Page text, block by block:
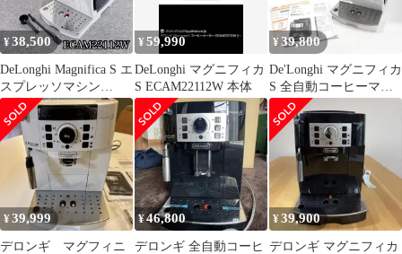
¥38,500
DeLonghi Magnifica S エ
スプレッソマシン
ECAM22112W
¥59,990
DeLonghi マグニフィカ
S ECAM22112W 本体
¥39,800
De'Longhi マグニフィカ
S 全自動コーヒーマシ
ン ECAM22112W ホワ
イト 動作確認済み
¥39,999
デロンギ マグフィニ
¥46,800
デロンギ 全自動コーヒ
¥39,900
デロンギ マグニフィカ